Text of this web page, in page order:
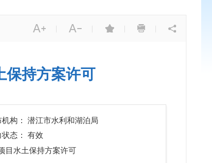
| | | |
保持方案许可
机构： 潜江市水利和湖泊局
状态： 有效
水土保持方案许可